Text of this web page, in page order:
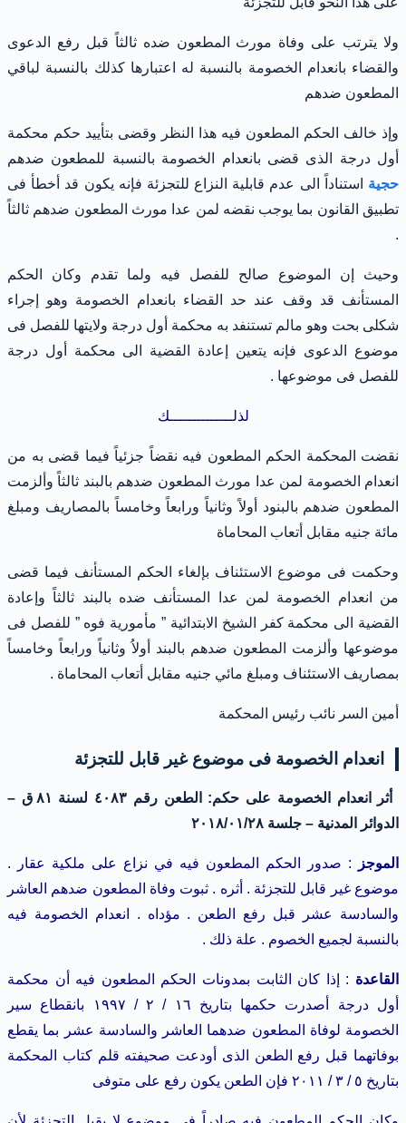
ولا يترتب على وفاة مورث المطعون ضده ثالثاً قبل رفع الدعوى
والقضاء بانعدام الخصومة بالنسبة له اعتبارها كذلك بالنسبة لباقي
المطعون ضدهم
وإذ خالف الحكم المطعون فيه هذا النظر وقضى بتأييد حكم محكمة
أول درجة الذى قضى بانعدام الخصومة بالنسبة للمطعون ضدهم
حجية
استناداً الى عدم قابلية النزاع للتجزئة فإنه يكون قد أخطأ فى
تطبيق القانون بما يوجب نقضه لمن عدا مورث المطعون ضدهم ثالثاً
.
وحيث إن الموضوع صالح للفصل فيه ولما تقدم وكان الحكم
المستأنف قد وقف عند حد القضاء بانعدام الخصومة وهو إجراء
شكلى بحت وهو مالم تستنفد به محكمة أول درجة ولايتها للفصل فى
موضوع الدعوى فإنه يتعين إعادة القضية الى محكمة أول درجة
للفصل فى موضوعها .
لذلــــــــــــــك
نقضت المحكمة الحكم المطعون فيه نقضاً جزئياً فيما قضى به من
انعدام الخصومة لمن عدا مورث المطعون ضدهم بالبند ثالثاً وألزمت
المطعون ضدهم بالبنود أولاً وثانياً ورابعاً وخامساً بالمصاريف ومبلغ
مائة جنيه مقابل أتعاب المحاماة
وحكمت فى موضوع الاستئناف بإلغاء الحكم المستأنف فيما قضى
من انعدام الخصومة لمن عدا المستأنف ضده بالبند ثالثاً وإعادة
القضية الى محكمة كفر الشيخ الابتدائية ” مأمورية فوه ” للفصل فى
موضوعها وألزمت المطعون ضدهم بالبند أولاُ وثانياً ورابعاً وخامساً
بمصاريف الاستئناف ومبلغ مائي جنيه مقابل أتعاب المحاماة .
أمين السر نائب رئيس المحكمة
انعدام الخصومة فى موضوع غير قابل للتجزئة
أثر انعدام الخصومة على حكم:
الطعن رقم ٤٠٨٣ لسنة ٨١ ق –
الدوائر المدنية – جلسة ٢٠١٨/٠١/٢٨
الموجز
: صدور الحكم المطعون فيه في نزاع على ملكية عقار .
موضوع غير قابل للتجزئة . أثره . ثبوت وفاة المطعون ضدهم العاشر
والسادسة عشر قبل رفع الطعن . مؤداه . انعدام الخصومة فيه
بالنسبة لجميع الخصوم . علة ذلك .
القاعدة : إذا كان الثابت بمدونات الحكم المطعون فيه أن محكمة
أول درجة أصدرت حكمها بتاريخ ١٦ / ٢ / ١٩٩٧ بانقطاع سير
الخصومة لوفاة المطعون ضدهما العاشر والسادسة عشر بما يقطع
بوفاتهما قبل رفع الطعن الذى أودعت صحيفته قلم كتاب المحكمة
بتاريخ ٥ / ٣ / ٢٠١١
فإن الطعن يكون رفع على متوفى